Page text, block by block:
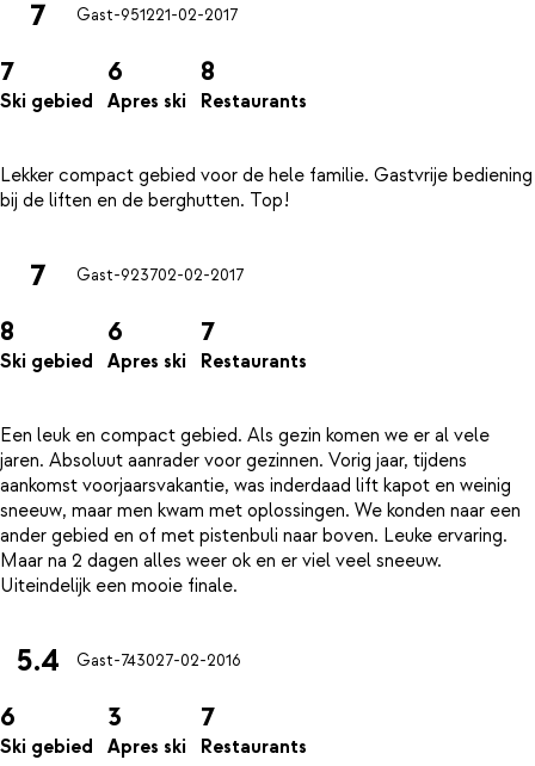
7 Gast-951221-02-2017
7
Ski gebied
6
Apres ski
8
Restaurants
Lekker compact gebied voor de hele familie. Gastvrije bediening
7 Gast-923702-02-2017
8
Ski gebied
6
Apres ski
7
Restaurants
Een leuk en compact gebied. Als gezin komen we er al vele
jaren. Absoluut aanrader voor gezinnen. Vorig jaar, tijdens
aankomst voorjaarsvakantie, was inderdaad lift kapot en weinig
sneeuw, maar men kwam met oplossingen. We konden naar een
ander gebied en of met pistenbuli naar boven. Leuke ervaring.
Maar na 2 dagen alles weer ok en er viel veel sneeuw.
5.4 Gast-743027-02-2016
6
Ski gebied
3
Apres ski
7
Restaurants